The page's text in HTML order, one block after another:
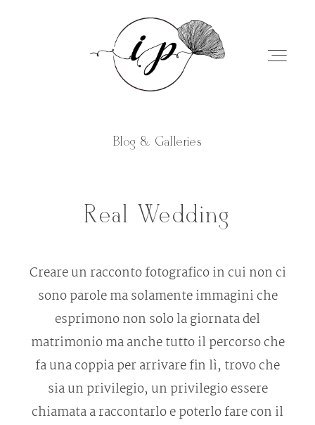
Chi sono
Servizi
Gallerie
Info
Contatti
Blog & Galleries
Real Wedding
Creare un racconto fotografico in cui non ci
sono parole ma solamente immagini che
esprimono non solo la giornata del
matrimonio ma anche tutto il percorso che
fa una coppia per arrivare fin lì, trovo che
sia un privilegio, un privilegio essere
chiamata a raccontarlo e poterlo fare con il